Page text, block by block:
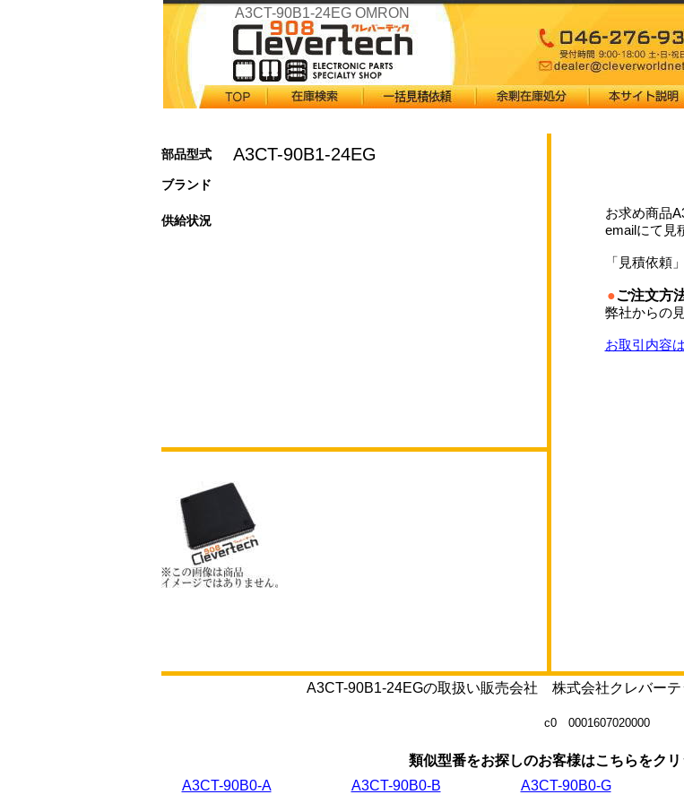
A3CT-90B1-24EG OMRON
部品型式 A3CT-90B1-24EG
ブランド
供給状況
お求め商品
emailにて見
「見積依頼
●ご注文方
弊社からの
お取引内容
A3CT-90B1-24EGの取扱い販売会社 株式会社クレバー
c0 0001607020000
類似型番をお探しのお客様はこちらをクリ
A3CT-90B0-A
A3CT-90B0-B A3CT-90B0-G